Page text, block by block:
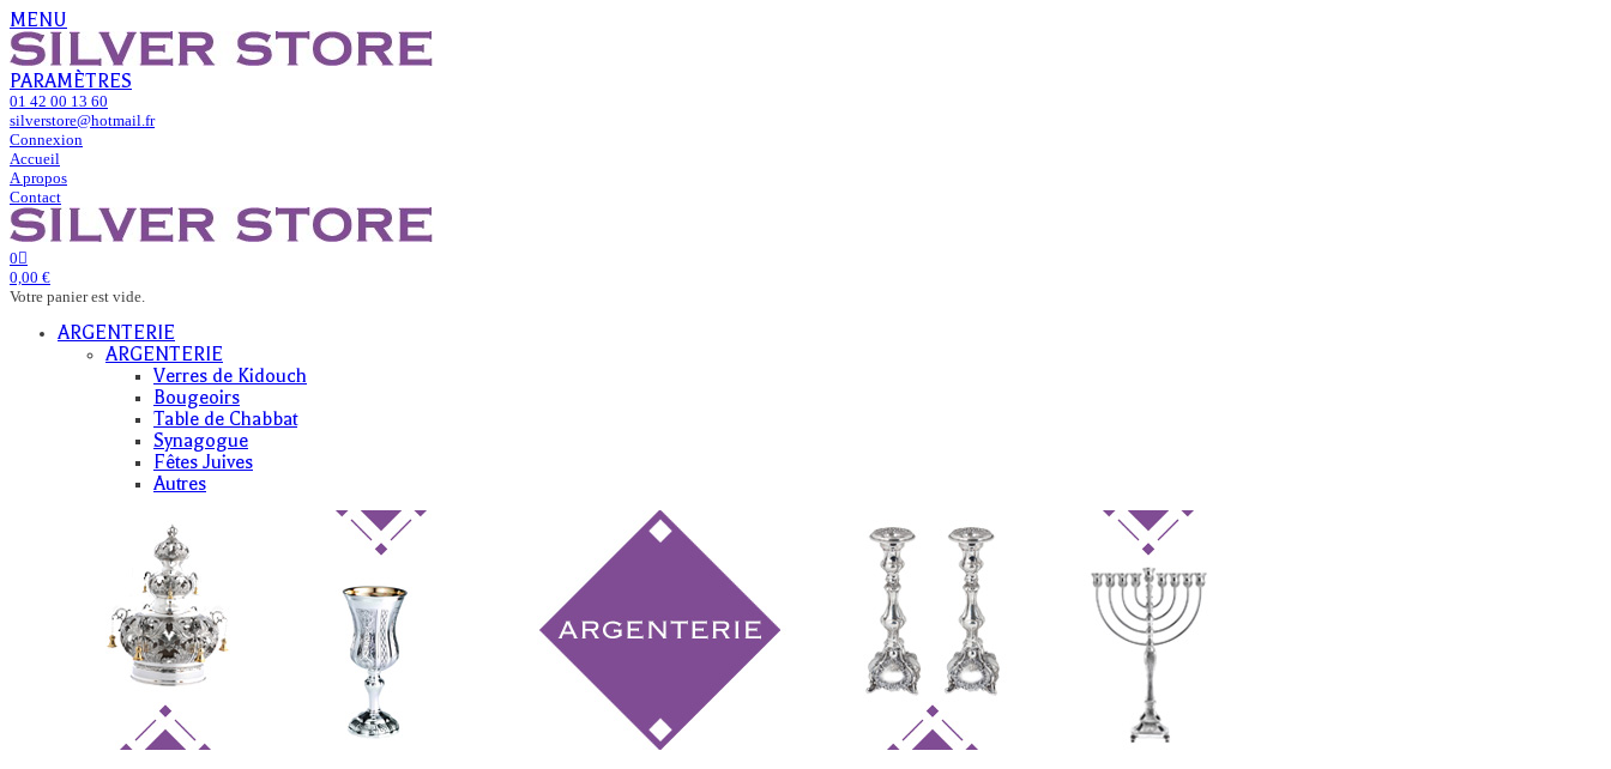
MENU
PARAMÈTRES
01 42 00 13 60
silverstore@hotmail.fr
Connexion
Accueil
A propos
Contact
0
0,00 €
Votre panier est vide.
ARGENTERIE
ARGENTERIE
Verres de Kidouch
Bougeoirs
Table de Chabbat
Synagogue
Fêtes Juives
Autres